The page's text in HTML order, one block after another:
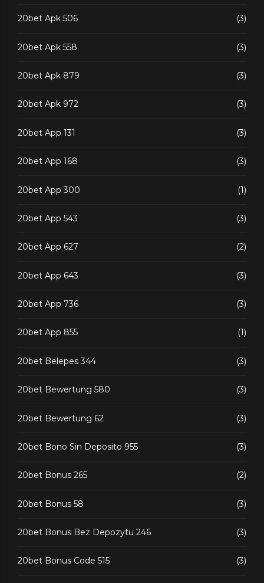
20bet Apk 506 (3)
20bet Apk 558 (3)
20bet Apk 879 (3)
20bet Apk 972 (3)
20bet App 131 (3)
20bet App 168 (3)
20bet App 300 (1)
20bet App 543 (3)
20bet App 627 (2)
20bet App 643 (3)
20bet App 736 (3)
20bet App 855 (1)
20bet Belepes 344 (3)
20bet Bewertung 580 (3)
20bet Bewertung 62 (3)
20bet Bono Sin Deposito 955 (3)
20bet Bonus 265 (2)
20bet Bonus 58 (3)
20bet Bonus Bez Depozytu 246 (3)
20bet Bonus Code 515 (3)